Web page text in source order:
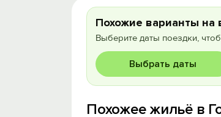
Похожие варианты на
Выберите даты поездки,
Выбрать даты
Похожее жильё в